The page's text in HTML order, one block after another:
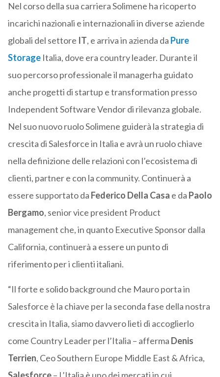
Nel corso della sua carriera Solimene ha ricoperto
incarichi nazionali e internazionali in diverse aziende
globali del settore IT, e arriva in azienda da Pure
StorageItalia, dove era country leader. Durante il
suo percorso professionale il managerha guidato
anche progetti di startup e transformation presso
Independent Software Vendor di rilevanza globale.
Nel suo nuovo ruolo Solimene guiderà la strategia di
crescita di Salesforce in Italia e avrà un ruolo chiave
nella definizione delle relazioni con l’ecosistema di
clienti, partner e con la community. Continuerà a
essere supportato da Federico Della Casa e da Paolo
Bergamo, senior vice president Product
management che, in quanto Executive Sponsor dalla
California, continuerà a essere un punto di
riferimento per i clienti italiani.
“Il forte e solido background che Mauro porta in
Salesforce è la chiave per la seconda fase della nostra
crescita in Italia, siamo davvero lieti di accoglierlo
come Country Leader per l’Italia – afferma Denis
Terrien, Ceo Southern Europe Middle East & Africa,